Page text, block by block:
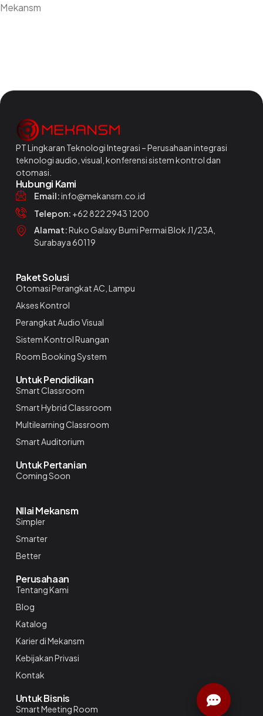
PT Lingkaran Teknologi Integrasi – Perusahaan integrasi
teknologi audio, visual, konferensi sistem kontrol dan
otomasi.
Hubungi Kami
Email:info@mekansm.co.id
Telepon: +62 822 2943 1200
Alamat:Ruko Galaxy Bumi Permai Blok J1/23A,
Surabaya 60119
Paket Solusi
Otomasi Perangkat AC, Lampu
Akses Kontrol
Perangkat Audio Visual
Sistem Kontrol Ruangan
Room Booking System
Untuk Pendidikan
Smart Classroom
Smart Hybrid Classroom
Multilearning Classroom
Smart Auditorium
Untuk Pertanian
Coming Soon
NIlai Mekansm
Simpler
Smarter
Better
Perusahaan
Tentang Kami
Blog
Katalog
Karier di Mekansm
Kebijakan Privasi
Kontak
Untuk Bisnis
Smart Meeting Room